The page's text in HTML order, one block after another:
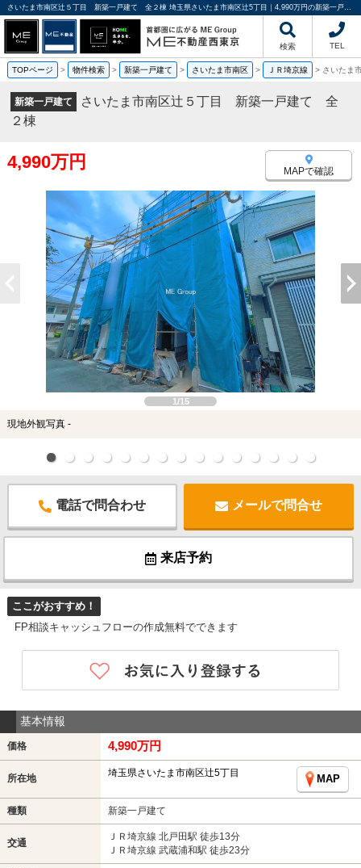
さいたま市南区辻５丁目 新築一戸建て 全２棟 埼玉県さいたま市南区辻5丁目｜4,990万円の新築一戸建て｜分譲住宅や新築物件｜ME不動産西東京
検索 TEL
TOPページ > 物件検索 > 新築一戸建て > さいたま市南区 > ＪＲ埼京線 > さいたま
新築一戸建て
さいたま市南区辻５丁目 新築一戸建て 全
２棟
4,990万円 MAPで確認
1/15
現地外観写真 -
電話で問合わせ メールで問合せ
来店予約
ここがおすすめ！
FP相談キャッシュフローの作成無料でできます
基本情報
価格 4,990万円
所在地 埼玉県さいたま市南区辻5丁目
MAP
種類 新築一戸建て
交通
ＪＲ埼京線 北戸田駅 徒歩13分
ＪＲ埼京線 武蔵浦和駅 徒歩23分